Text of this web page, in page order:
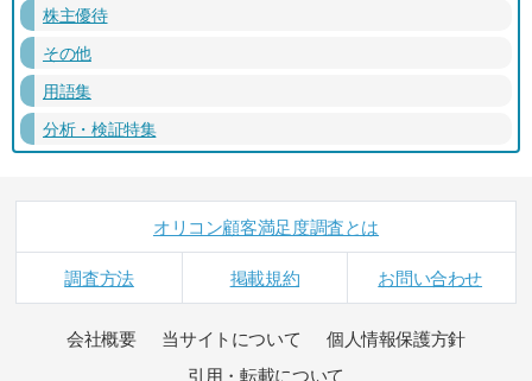
株主優待
その他
用語集
分析・検証特集
オリコン顧客満足度調査とは
調査方法 掲載規約 お問い合わせ
会社概要 当サイトについて
個人情報保護方針
引用・転載について